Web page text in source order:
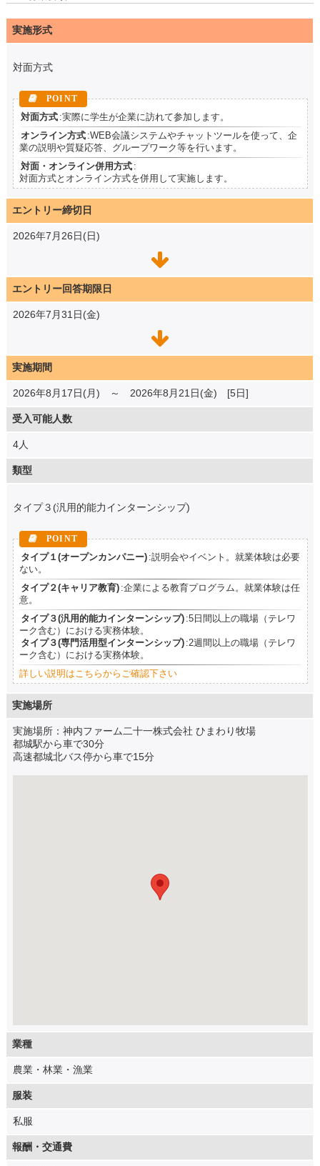
実施形式
対面方式
対面方式 :実際に学生が企業に訪れて参加します。
オンライン方式 :WEB会議システムやチャットツールを使って、企
業の説明や質疑応答、グループワーク等を行います。
対面・オンライン併用方式 :
対面方式とオンライン方式を併用して実施します。
エントリー締切日
2026年7月26日(日)
エントリー回答期限日
2026年7月31日(金)
実施期間
2026年8月17日(月) ～ 2026年8月21日(金) [5日]
受入可能人数
4人
類型
タイプ３(汎用的能力インターンシップ)
タイプ１(オープンカンパニー) :説明会やイベント。就業体験は必要
ない。
タイプ２(キャリア教育) :企業による教育プログラム。就業体験は任
意。
タイプ３(汎用的能力インターンシップ) :5日間以上の職場（テレワ
ーク含む）における実務体験。
タイプ３(専門活用型インターンシップ) :2週間以上の職場（テレワ
ーク含む）における実務体験。
詳しい説明はこちらからご確認下さい
実施場所
実施場所：神内ファーム二十一株式会社 ひまわり牧場
都城駅から車で30分
高速都城北バス停から車で15分
業種
農業・林業・漁業
服装
私服
報酬・交通費